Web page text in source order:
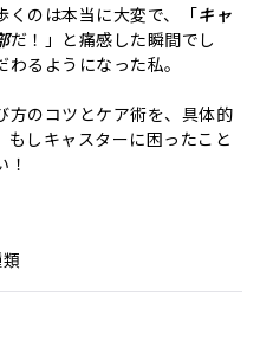
くのは本当に大変で、「キャ
だ！」と痛感した瞬間でし
るようになった私。
方のコツとケア術を、具体的
しキャスターに困ったこと